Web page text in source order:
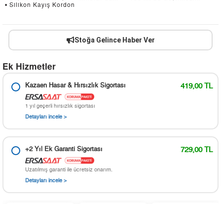
• Silikon Kayış Kordon
Stoğa Gelince Haber Ver
Ek Hizmetler
Kazaen Hasar & Hırsızlık Sigortası 419,00 TL
1 yıl geçerli hırsızlık sigortası
Detayları incele >
+2 Yıl Ek Garanti Sigortası 729,00 TL
Uzatılmış garanti ile ücretsiz onarım.
Detayları incele >